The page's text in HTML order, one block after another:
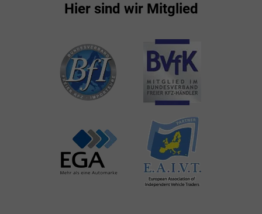
Hier sind wir Mitglied